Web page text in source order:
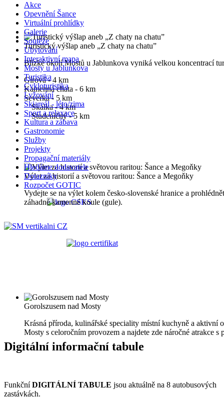
Turistický výšlap aneb „Z chaty na chatu”
Blízké okolí Mostů u Jablunkova vyniká velkou koncentrací
Gírová - 4 km
Kamenná chata - 6 km
Severka - 5 km
Skalka - 4 km
Studeničný - 5 km
Výlet za historií a světovou raritou: Šance a Megoňky
Vydejte se na výlet kolem česko-slovenské hranice a
záhadné kamenné koule (gule).
Gorolszusem nad Mosty
Krásná příroda, kulinářské speciality místní kuchyně a aktivní
Mosty s celoročním provozem a najdete zde náročné atrakce
Akce
Opevnění Šance
Virtuální prohlídky
Galerie
Soutěže
Ubytování
Interaktivní mapa
Mosty u Jablunkova
Turistika
Cykloturistika
Lyžování
Skiareál - léto/zima
Sport a relaxace
Kultura a zábava
Gastronomie
Služby
Projekty
Propagační materiály
Hledáme dodavatele
Dotazníky
Rozpočet GOTIC
Digitální informační tabule
FunkčníDIGITÁLNÍ TABULE jsou aktuálně na 8 autobusových
zastávkách.